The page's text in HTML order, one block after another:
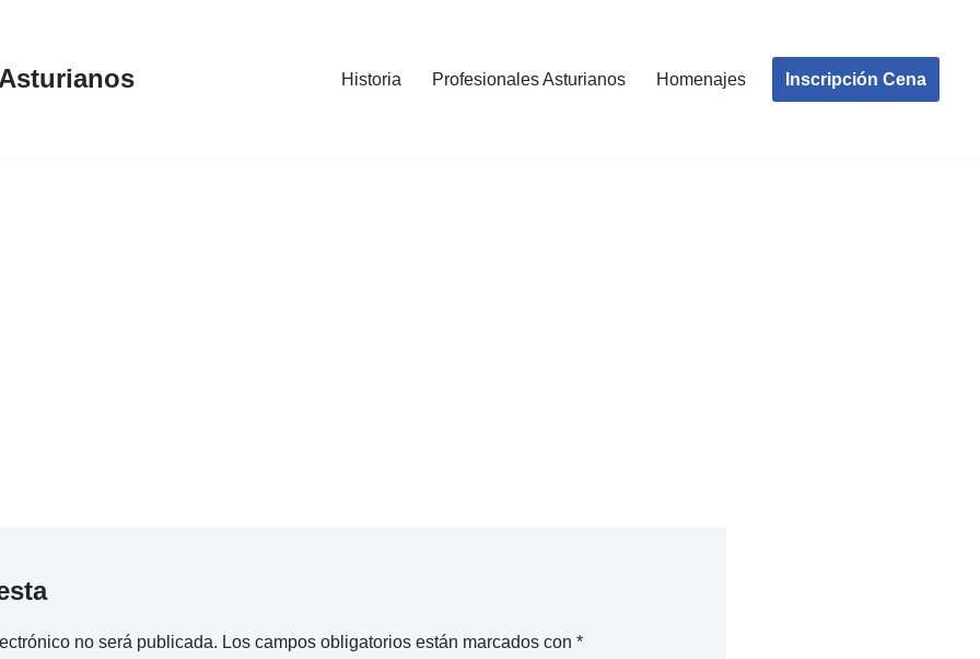
Historia Profesionales Asturianos Homenajes Inscripción Cena
no será publicada. Los campos obligatorios están marcados con *